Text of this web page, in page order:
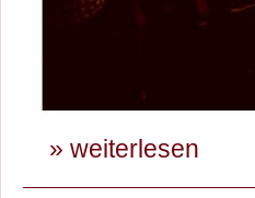
» weiterlesen